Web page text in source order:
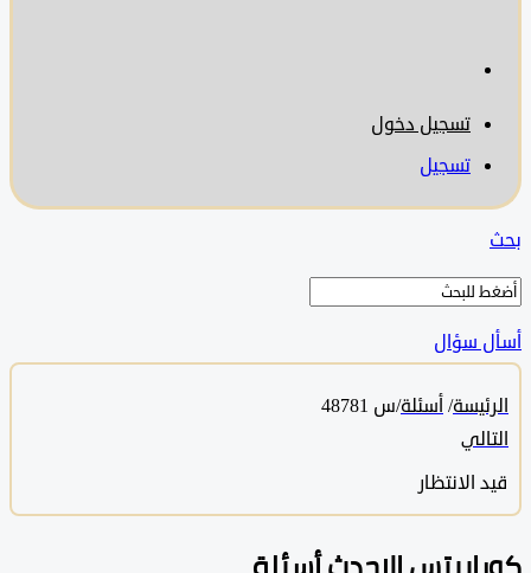
تسجيل دخول
تسجيل
سؤال
/ أسئلة/س 48781
الانتظار